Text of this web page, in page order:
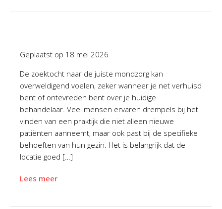
Geplaatst op 18 mei 2026
De zoektocht naar de juiste mondzorg kan
overweldigend voelen, zeker wanneer je net verhuisd
bent of ontevreden bent over je huidige
behandelaar. Veel mensen ervaren drempels bij het
vinden van een praktijk die niet alleen nieuwe
patiënten aanneemt, maar ook past bij de specifieke
behoeften van hun gezin. Het is belangrijk dat de
locatie goed […]
Lees meer